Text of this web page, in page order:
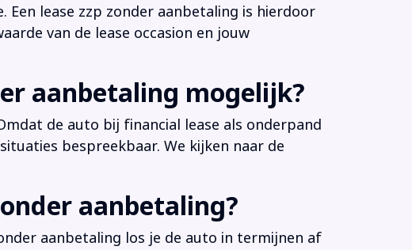
lease zzp zonder aanbetaling is hierdoor
van de lease occasion en jouw
aanbetaling mogelijk?
de auto bij financial lease als onderpand
bespreekbaar. We kijken naar de
aanbetaling?
aanbetaling los je de auto in termijnen af